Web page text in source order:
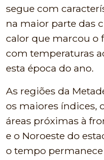
segue com
na maior parte das
calor que marcou o
com temperaturas
esta época do ano.
As regiões da
os maiores índices,
áreas próximas à
e o Noroeste do
o tempo